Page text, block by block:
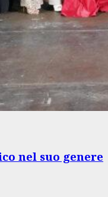
nel suo genere